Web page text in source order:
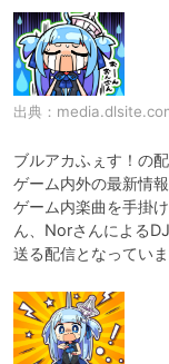
出典：
ブルアカふぇす！の
ゲーム内外の最新情
ゲーム内楽曲を手掛
ん、Norさんによる
送る配信となっていま